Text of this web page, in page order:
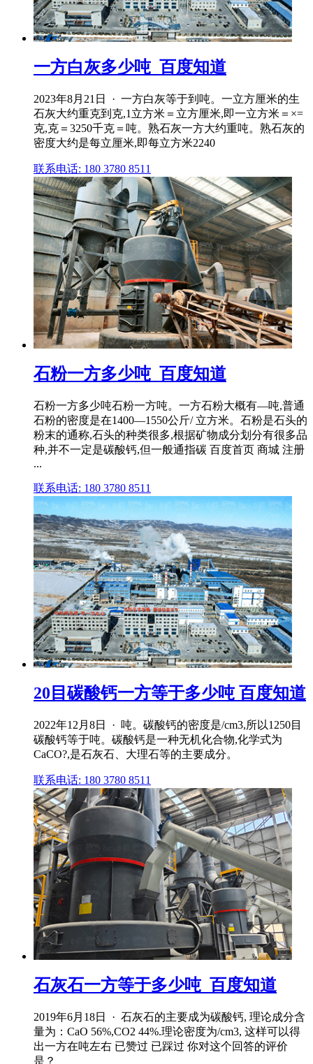
一方白灰多少吨_百度知道
2023年8月21日 · 一方白灰等于到吨。一立方厘米的生
石灰大约重克到克,1立方米＝立方厘米,即一立方米＝×=
克,克＝3250千克＝吨。熟石灰一方大约重吨。熟石灰的
密度大约是每立厘米,即每立方米2240
联系电话: 180 3780 8511
石粉一方多少吨_百度知道
石粉一方多少吨石粉一方吨。一方石粉大概有—吨,普通
石粉的密度是在1400—1550公斤/ 立方米。石粉是石头的
粉末的通称,石头的种类很多,根据矿物成分划分有很多品
种,并不一定是碳酸钙,但一般通指碳 百度首页 商城 注册
...
联系电话: 180 3780 8511
20目碳酸钙一方等于多少吨 百度知道
2022年12月8日 · 吨。碳酸钙的密度是/cm3,所以1250目
碳酸钙等于吨。碳酸钙是一种无机化合物,化学式为
CaCO?,是石灰石、大理石等的主要成分。
联系电话: 180 3780 8511
石灰石一方等于多少吨_百度知道
2019年6月18日 · 石灰石的主要成为碳酸钙, 理论成分含
量为：CaO 56%,CO2 44%.理论密度为/cm3, 这样可以得
出一方在吨左右 已赞过 已踩过 你对这个回答的评价
是？